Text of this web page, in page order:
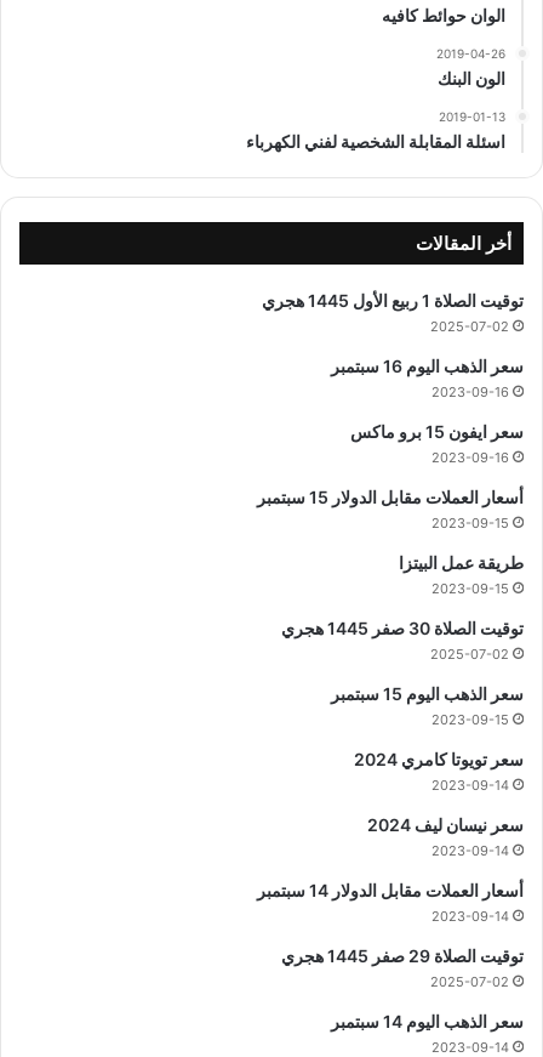
الوان حوائط كافيه
2019-04-26
الون البنك
2019-01-13
اسئلة المقابلة الشخصية لفني الكهرباء
أخر المقالات
توقيت الصلاة 1 ربيع الأول 1445 هجري
2025-07-02
سعر الذهب اليوم 16 سبتمبر
2023-09-16
سعر ايفون 15 برو ماكس
2023-09-16
أسعار العملات مقابل الدولار 15 سبتمبر
2023-09-15
طريقة عمل البيتزا
2023-09-15
توقيت الصلاة 30 صفر 1445 هجري
2025-07-02
سعر الذهب اليوم 15 سبتمبر
2023-09-15
سعر تويوتا كامري 2024
2023-09-14
سعر نيسان ليف 2024
2023-09-14
أسعار العملات مقابل الدولار 14 سبتمبر
2023-09-14
توقيت الصلاة 29 صفر 1445 هجري
2025-07-02
سعر الذهب اليوم 14 سبتمبر
2023-09-14